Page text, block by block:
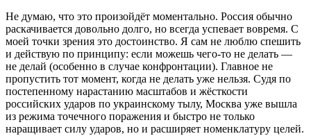
Не думаю, что это произойдёт моментально. Россия обычно
раскачивается довольно долго, но всегда успевает вовремя. С
моей точки зрения это достоинство. Я сам не люблю спешить
и действую по принципу: если можешь чего-то не делать —
не делай (особенно в случае конфронтации). Главное не
пропустить тот момент, когда не делать уже нельзя. Судя по
постепенному нарастанию масштабов и жёсткости
российских ударов по украинскому тылу, Москва уже вышла
из режима точечного поражения и быстро не только
наращивает силу ударов, но и расширяет номенклатуру целей.